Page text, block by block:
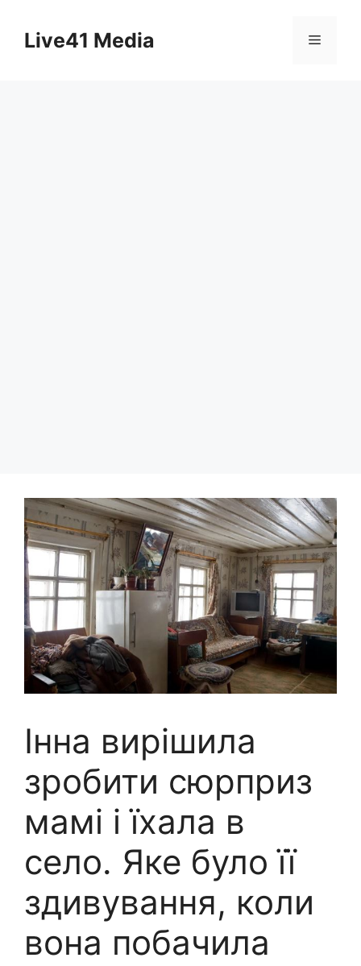
contentLive41 Media Menu
Інна вирішила
зробити сюрприз
мамі і їхала в
село. Яке було її
здивування, коли
вона побачила